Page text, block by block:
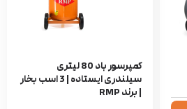
کمپرسور باد 80 لیتری
سیلندری ایستاده | 3 اسب بخار
| برند RMP